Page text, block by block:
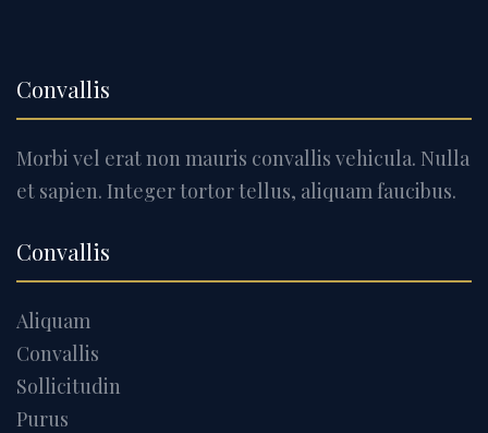
Convallis
Morbi vel erat non mauris convallis vehicula. Nulla
et sapien. Integer tortor tellus, aliquam faucibus.
Convallis
Aliquam
Convallis
Sollicitudin
Purus